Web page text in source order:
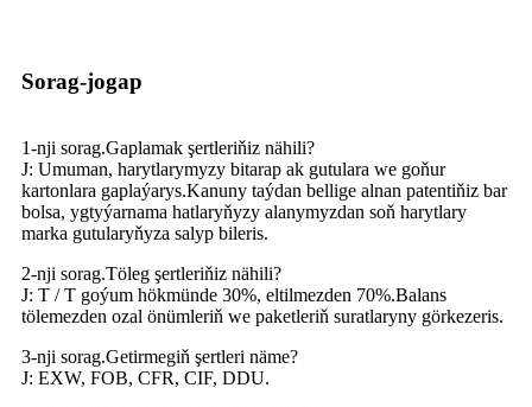
Sorag-jogap
1-nji sorag.Gaplamak şertleriňiz nähili?
J: Umuman, harytlarymyzy bitarap ak gutulara we goňur
kartonlara gaplaýarys.Kanuny taýdan bellige alnan patentiňiz bar
bolsa, ygtyýarnama hatlaryňyzy alanymyzdan soň harytlary
marka gutularyňyza salyp bileris.
2-nji sorag.Töleg şertleriňiz nähili?
J: T / T goýum hökmünde 30%, eltilmezden 70%.Balans
tölemezden ozal önümleriň we paketleriň suratlaryny görkezeris.
3-nji sorag.Getirmegiň şertleri näme?
J: EXW, FOB, CFR, CIF, DDU.